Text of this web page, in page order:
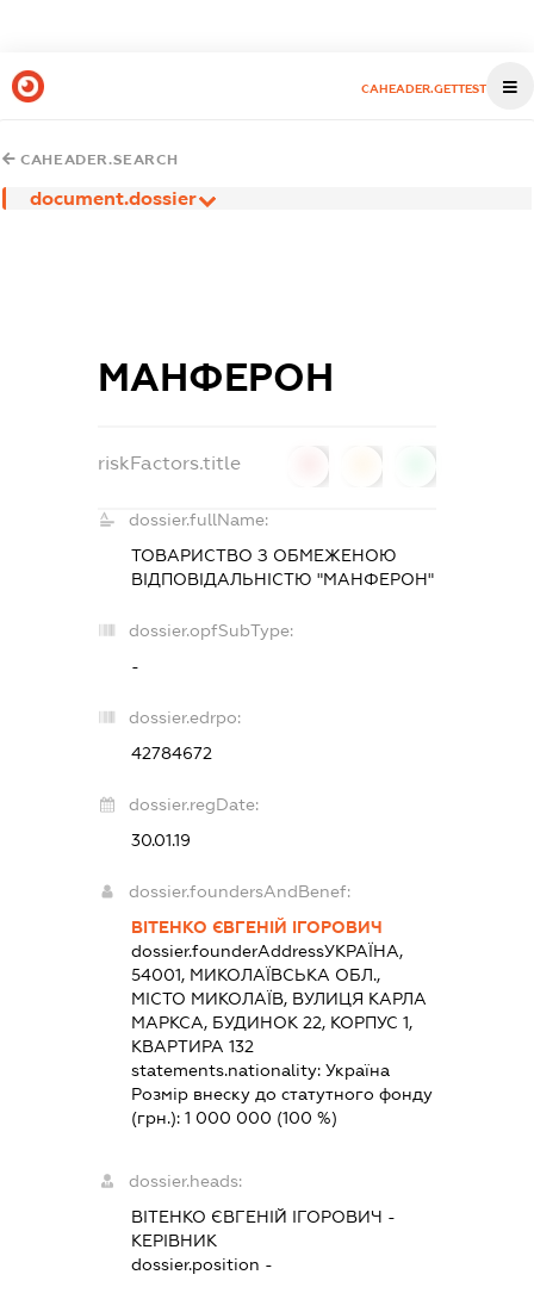
CAHEADER.GETTEST
CAHEADER.SEARCH
document.dossier
МАНФЕРОН
riskFactors.title
dossier.fullName:
ТОВАРИСТВО З ОБМЕЖЕНОЮ
ВІДПОВІДАЛЬНІСТЮ "МАНФЕРОН"
dossier.opfSubType:
-
dossier.edrpo:
42784672
dossier.regDate:
30.01.19
dossier.foundersAndBenef:
ВІТЕНКО ЄВГЕНІЙ ІГОРОВИЧ
dossier.founderAddressУКРАЇНА,
54001, МИКОЛАЇВСЬКА ОБЛ.,
МІСТО МИКОЛАЇВ, ВУЛИЦЯ КАРЛА
МАРКСА, БУДИНОК 22, КОРПУС 1,
КВАРТИРА 132
statements.nationality: Україна
Розмір внеску до статутного фонду
(грн.): 1 000 000 (100 %)
dossier.heads:
ВІТЕНКО ЄВГЕНІЙ ІГОРОВИЧ -
КЕРІВНИК
dossier.position -